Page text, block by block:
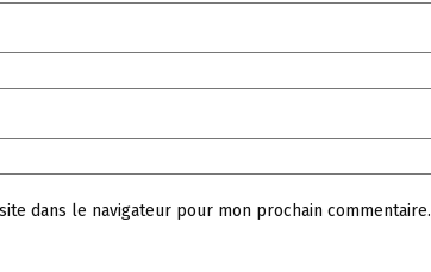
dans le navigateur pour mon prochain commentaire.